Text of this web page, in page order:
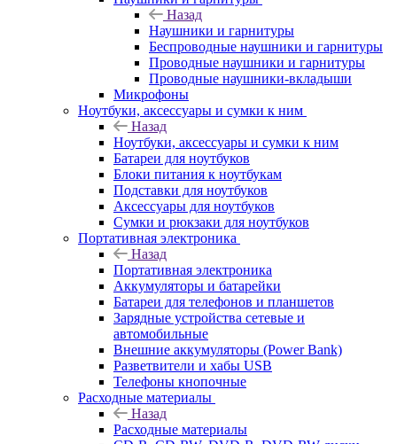
Назад
Наушники и гарнитуры
Беспроводные наушники и гарнитуры
Проводные наушники и гарнитуры
Проводные наушники-вкладыши
Микрофоны
Ноутбуки, аксессуары и сумки к ним
Назад
Ноутбуки, аксессуары и сумки к ним
Батареи для ноутбуков
Блоки питания к ноутбукам
Подставки для ноутбуков
Аксессуары для ноутбуков
Сумки и рюкзаки для ноутбуков
Портативная электроника
Назад
Портативная электроника
Аккумуляторы и батарейки
Батареи для телефонов и планшетов
Зарядные устройства сетевые и
автомобильные
Внешние аккумуляторы (Power Bank)
Разветвители и хабы USB
Телефоны кнопочные
Расходные материалы
Назад
Расходные материалы